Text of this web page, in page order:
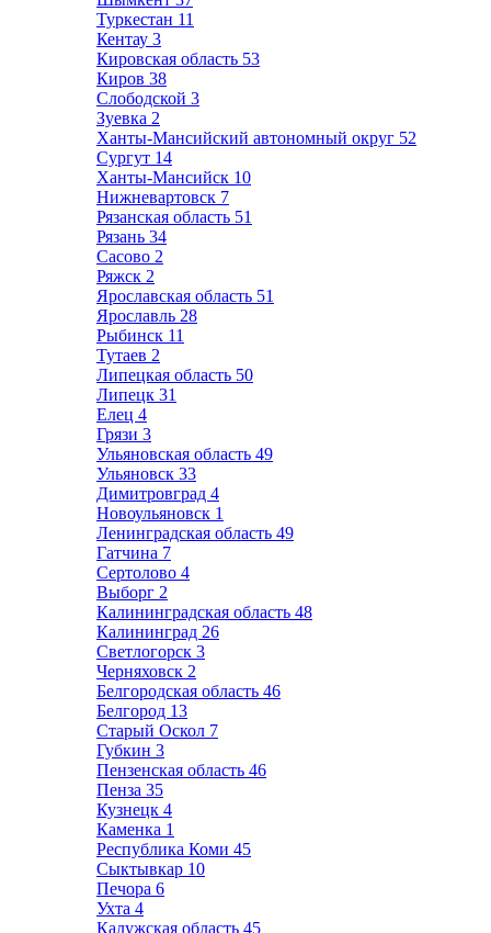
Туркестан 11
Кентау 3
Кировская область 53
Киров 38
Слободской 3
Зуевка 2
Ханты-Мансийский автономный округ 52
Сургут 14
Ханты-Мансийск 10
Нижневартовск 7
Рязанская область 51
Рязань 34
Сасово 2
Ряжск 2
Ярославская область 51
Ярославль 28
Рыбинск 11
Тутаев 2
Липецкая область 50
Липецк 31
Елец 4
Грязи 3
Ульяновская область 49
Ульяновск 33
Димитровград 4
Новоульяновск 1
Ленинградская область 49
Гатчина 7
Сертолово 4
Выборг 2
Калининградская область 48
Калининград 26
Светлогорск 3
Черняховск 2
Белгородская область 46
Белгород 13
Старый Оскол 7
Губкин 3
Пензенская область 46
Пенза 35
Кузнецк 4
Каменка 1
Республика Коми 45
Сыктывкар 10
Печора 6
Ухта 4
Калужская область 45